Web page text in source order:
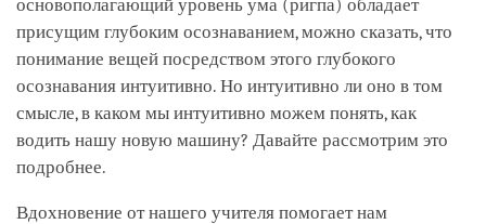
основополагающий уровень ума (ригпа) обладает
присущим глубоким осознаванием, можно сказать, что
понимание вещей посредством этого глубокого
осознавания интуитивно. Но интуитивно ли оно в том
смысле, в каком мы интуитивно можем понять, как
водить нашу новую машину? Давайте рассмотрим это
подробнее.
Вдохновение от нашего учителя помогает нам